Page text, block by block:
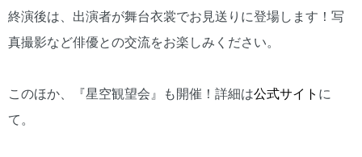
終演後は、出演者が舞台衣裳でお見送りに登場します！写
真撮影など俳優との交流をお楽しみください。
このほか、『星空観望会』も開催！詳細は公式サイト に
て。